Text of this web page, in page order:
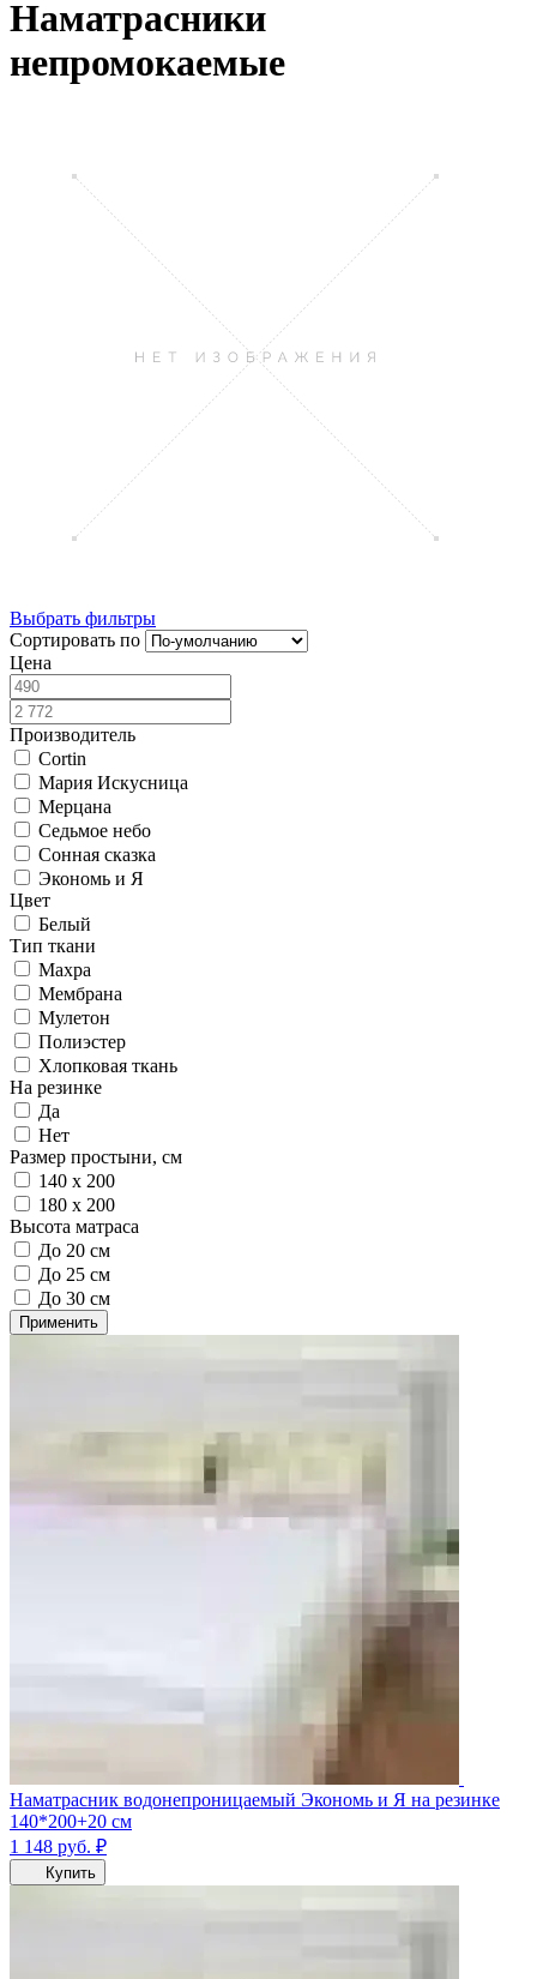
Наматрасники
непромокаемые
Выбрать фильтры
Сортировать по
Цена
Производитель
Cortin
Мария Искусница
Мерцана
Седьмое небо
Сонная сказка
Экономь и Я
Цвет
Белый
Тип ткани
Махра
Мембрана
Мулетон
Полиэстер
Хлопковая ткань
На резинке
Да
Нет
Размер простыни, см
140 х 200
180 х 200
Высота матраса
До 20 см
До 25 см
До 30 см
Применить
Наматрасник водонепроницаемый Экономь и Я на резинке
140*200+20 см
1 148 руб. ₽
Купить